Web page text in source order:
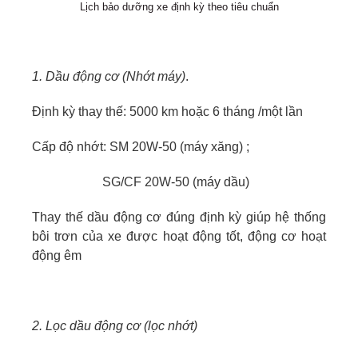
Lịch bảo dưỡng xe định kỳ theo tiêu chuẩn
1. Dầu động cơ (Nhớt máy).
Định kỳ thay thế: 5000 km hoặc 6 tháng /một lần
Cấp độ nhớt: SM 20W-50 (máy xăng) ;
SG/CF 20W-50 (máy dầu)
Thay thế dầu động cơ đúng định kỳ giúp hệ thống
bôi trơn của xe được hoạt động tốt, động cơ hoạt
động êm
2. Lọc dầu động cơ (lọc nhớt)